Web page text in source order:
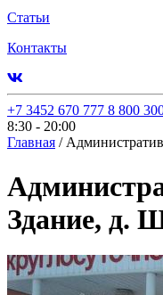
Статьи
Контакты
+7 3452 670 777 8 800
8:30 - 20:00
Главная /
Здание, д.